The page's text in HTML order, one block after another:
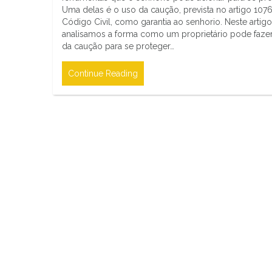
Uma delas é o uso da caução, prevista no artigo
Código Civil, como garantia ao senhorio. Neste artigo
analisamos a forma como um proprietário pode
da caução para se proteger…
Continue Reading